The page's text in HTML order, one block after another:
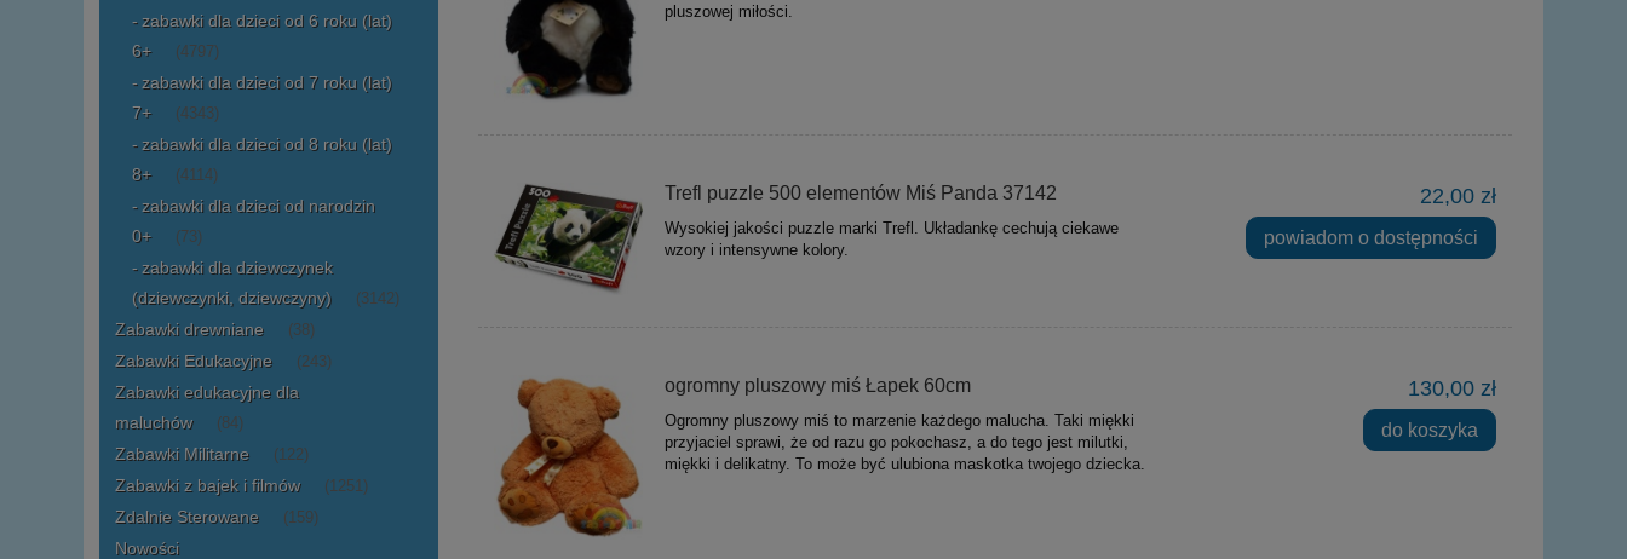
zabawki dla dzieci od 6 roku (lat)
6+
(4797)
zabawki dla dzieci od 7 roku (lat)
7+
(4343)
zabawki dla dzieci od 8 roku (lat)
8+
(4114)
zabawki dla dzieci od narodzin
0+
(73)
zabawki dla dziewczynek
(dziewczynki, dziewczyny)
(3142)
Zabawki drewniane (38)
Zabawki Edukacyjne (243)
Zabawki edukacyjne dla
maluchów
(84)
Zabawki Militarne (122)
Zabawki z bajek i filmów (1251)
Zdalnie Sterowane (159)
Nowości
pluszowej miłości.
Trefl puzzle 500 elementów Miś Panda 37142
Wysokiej jakości puzzle marki Trefl. Układankę cechują ciekawe
wzory i intensywne kolory.
22,00 zł
powiadom o dostępności
ogromny pluszowy miś Łapek 60cm
Ogromny pluszowy miś to marzenie każdego malucha. Taki miękki
przyjaciel sprawi, że od razu go pokochasz, a do tego jest milutki,
miękki i delikatny. To może być ulubiona maskotka twojego dziecka.
130,00 zł
do koszyka